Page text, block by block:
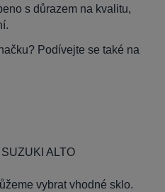
s důrazem na kvalitu,
Podívejte se také na
ALTO
vybrat vhodné sklo.